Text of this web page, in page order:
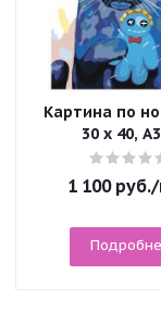
Картина по
30 x 40,
1 100руб.